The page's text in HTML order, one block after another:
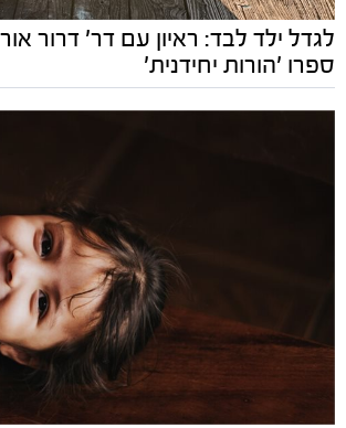
לגדל ילד לבד: ראיון עם דר' דרור
ספרו 'הורות יחידנית'